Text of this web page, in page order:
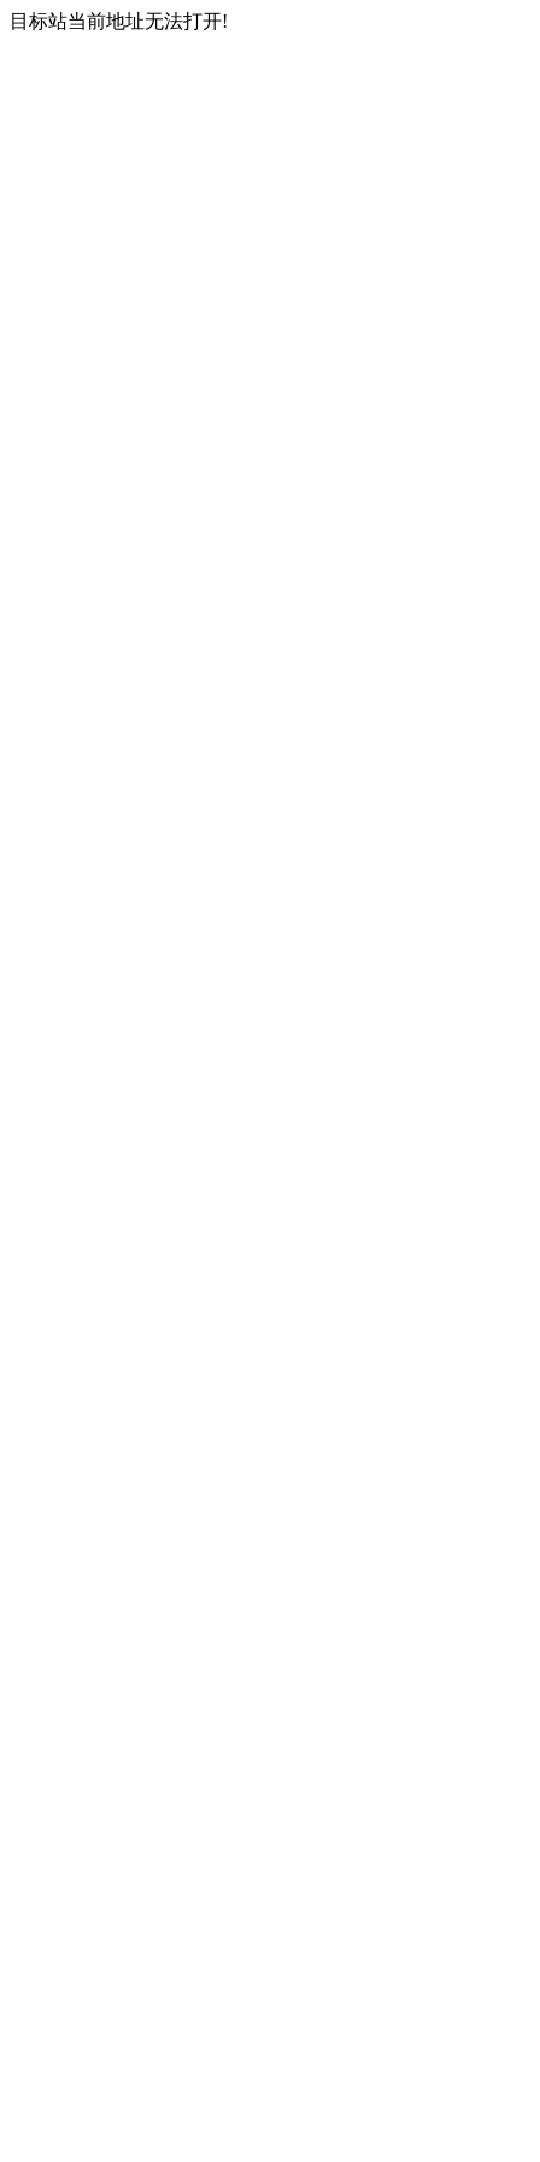
目标站当前地址无法打开!